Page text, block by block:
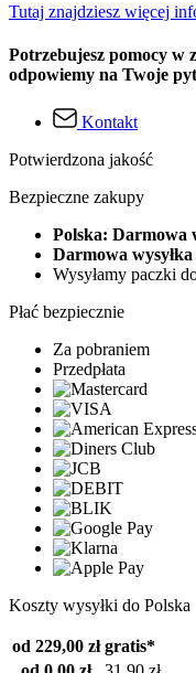
Tutaj znajdziesz więcej
Potrzebujesz pomocy w
odpowiemy na Twoje
Kontakt
Potwierdzona jakość
Bezpieczne zakupy
Polska: Darmowa
Darmowa
Wysyłamy paczki
Płać bezpiecznie
Za pobraniem
Przedpłata
Koszty wysyłki do Polska
od 229,00 zł gratis*